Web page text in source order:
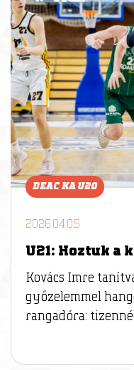
DEAC KA U20
2026.04.05
U21: Hoztuk a
Kovács Imre
győzelemmel
rangadóra: